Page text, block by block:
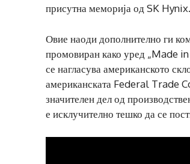
присутна меморија од SK
Овие наоди дополнително ги
промовиран како уред „Made
се нагласува американското
американската Federal Trade
значителен дел од
е исклучително тешко да се